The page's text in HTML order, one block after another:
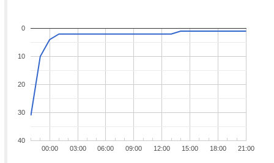
00:00 03:00 06:00 09:00 12:00 15:00 18:00 21:00
0
10
20
30
40